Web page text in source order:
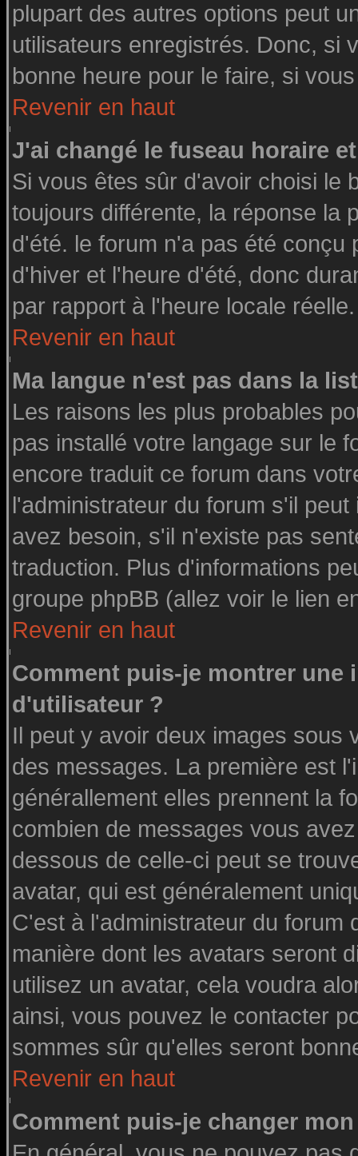
plupart des autres options peut
utilisateurs enregistrés. Donc, si
bonne heure pour le faire, si
Revenir en haut
J'ai changé le fuseau horaire
Si vous êtes sûr d'avoir choisi le
toujours différente, la réponse la
d'été. le forum n'a pas été conçu
d'hiver et l'heure d'été, donc
par rapport à l'heure locale réelle.
Revenir en haut
Ma langue n'est pas dans la
Les raisons les plus probables
pas installé votre langage sur le
encore traduit ce forum dans
l'administrateur du forum s'il
avez besoin, s'il n'existe pas
traduction. Plus d'informations
groupe phpBB (allez voir le lien
Revenir en haut
Comment puis-je montrer une
d'utilisateur ?
Il peut y avoir deux images sous
des messages. La première est
générallement elles prennent la
combien de messages vous
dessous de celle-ci peut se
avatar, qui est généralement
C'est à l'administrateur du forum
manière dont les avatars seront
utilisez un avatar, cela voudra
ainsi, vous pouvez le contacter
sommes sûr qu'elles seront
Revenir en haut
Comment puis-je changer